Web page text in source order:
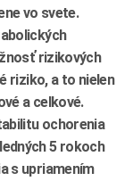
vo svete.
rizikových
riziko, a to nielen
a celkové.
ochorenia
5 rokoch
s upriamením